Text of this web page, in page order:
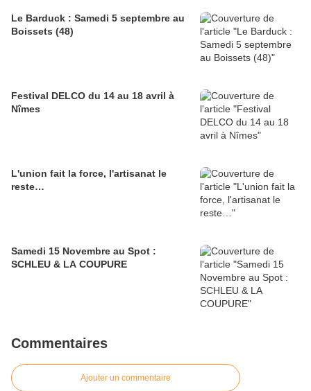
Le Barduck : Samedi 5 septembre au
Boissets (48)
Festival DELCO du 14 au 18 avril à
Nîmes
L'union fait la force, l'artisanat le
reste…
Samedi 15 Novembre au Spot :
SCHLEU & LA COUPURE
Commentaires
Ajouter un commentaire